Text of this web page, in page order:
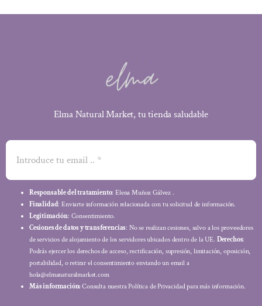
Elma Natural Market, tu tienda saludable
Responsable del tratamiento: Elena Muñoz Gálvez .
Finalidad: Enviarte información relacionada con tu solicitud de información.
Legitimación: Consentimiento.
Cesiones de datos y transferencias: No se realizan cesiones, salvo a los proveedores
de servicios de alojamiento de los servidores ubicados dentro de la UE. Derechos:
Podrás ejercer los derechos de acceso, rectificación, supresión, limitación, oposición,
portabilidad, o retirar el consentimiento enviando un email a
hola@elmanaturalmarket.com
Más información: Consulta nuestra Política de Privacidad para más información.